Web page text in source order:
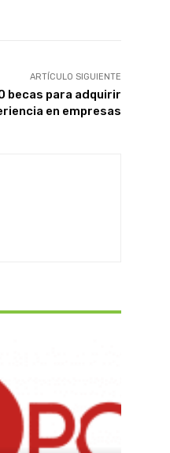
ARTÍCULO SIGUIENTE
becas para adquirir
en empresas